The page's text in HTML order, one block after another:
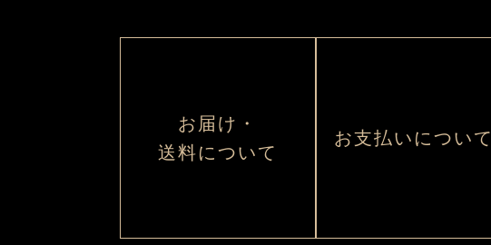
お届け・
送料について
お支払いについて